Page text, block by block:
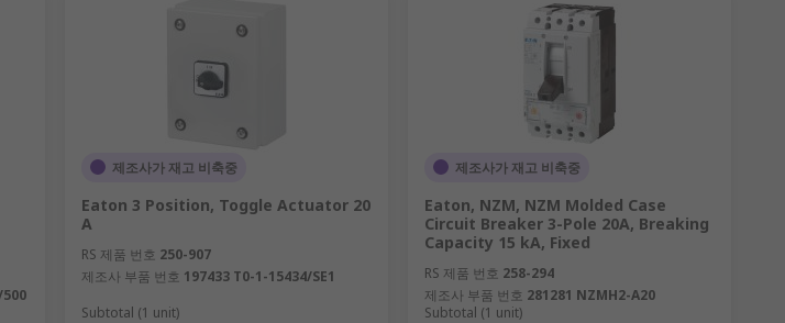
제조사가 재고 비축중
Eaton 3 Position, Toggle Actuator 20
A
RS 제품 번호 250-907
제조사 부품 번호 197433 T0-1-15434/SE1
Subtotal (1 unit)
제조사가 재고 비축중
Eaton, NZM, NZM Molded Case
Circuit Breaker 3-Pole 20A, Breaking
Capacity 15 kA, Fixed
RS 제품 번호 258-294
제조사 부품 번호 281281 NZMH2-A20
Subtotal (1 unit)